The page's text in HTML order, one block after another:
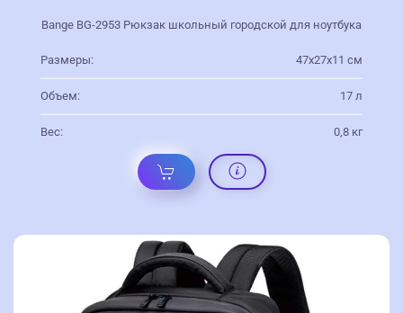
Bange BG-2953 Рюкзак школьный городской для ноутбука
Размеры: 47х27х11 см
Объем: 17 л
Вес: 0,8 кг